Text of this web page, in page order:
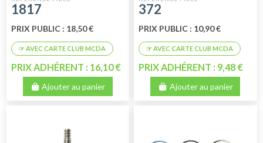
1817
PRIX PUBLIC : 18,50 €
PRIX ADHÉRENT : 16,10 €
Ajouter au panier
372
PRIX PUBLIC : 10,90 €
PRIX ADHÉRENT : 9,48 €
Ajouter au panier